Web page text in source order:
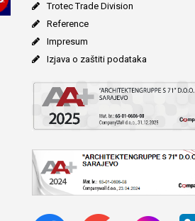
Trotec Trade Division
Reference
Impresum
Izjava o zaštiti podataka